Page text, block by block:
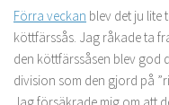
Förra veckan blev det ju lite
köttfärssås. Jag råkade ta
den köttfärssåsen blev god
division som den gjord på